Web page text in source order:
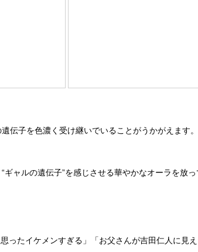
伝子を色濃く受け継いでいることがうかがえます。
ャルの遺伝子”を感じさせる華やかなオーラを放
たイケメンすぎる」「お父さんが吉田仁人に見